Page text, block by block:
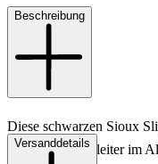
Beschreibung
Diese schwarzen Sioux
als stilvolle Begleiter im
Versanddetails